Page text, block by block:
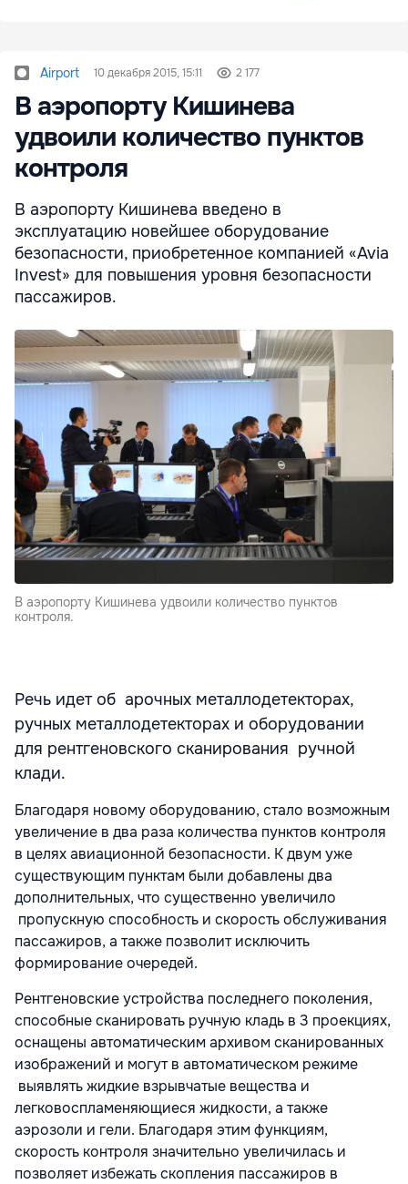
Airport 10 декабря 2015, 15:11 2 177
В аэропорту Кишинева
удвоили количество пунктов
контроля
В аэропорту Кишинева введено в
эксплуатацию новейшее оборудование
безопасности, приобретенное компанией «Avia
Invest» для повышения уровня безопасности
пассажиров.
В аэропорту Кишинева удвоили количество пунктов
контроля.
Речь идет об арочных металлодетекторах,
ручных металлодетекторах и оборудовании
для рентгеновского сканирования ручной
клади.
Благодаря новому оборудованию, стало возможным
увеличение в два раза количества пунктов контроля
в целях авиационной безопасности. К двум уже
существующим пунктам были добавлены два
дополнительных, что существенно увеличило
пропускную способность и скорость обслуживания
пассажиров, а также позволит исключить
формирование очередей.
Рентгеновские устройства последнего поколения,
способные сканировать ручную кладь в 3 проекциях,
оснащены автоматическим архивом сканированных
изображений и могут в автоматическом режиме
выявлять жидкие взрывчатые вещества и
легковоспламеняющиеся жидкости, а также
аэрозоли и гели. Благодаря этим функциям,
скорость контроля значительно увеличилась и
позволяет избежать скопления пассажиров в